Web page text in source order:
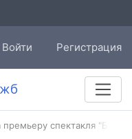
Войти Регистрация
спектакля